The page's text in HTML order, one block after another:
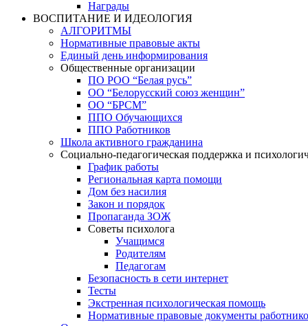
Награды
ВОСПИТАНИЕ И ИДЕОЛОГИЯ
АЛГОРИТМЫ
Нормативные правовые акты
Единый день информирования
Общественные организации
ПО РОО “Белая русь”
ОО “Белорусский союз женщин”
ОО “БРСМ”
ППО Обучающихся
ППО Работников
Школа активного гражданина
Социально-педагогическая поддержка и
График работы
Региональная карта помощи
Дом без насилия
Закон и порядок
Пропаганда ЗОЖ
Советы психолога
Учащимся
Родителям
Педагогам
Безопасность в сети интернет
Тесты
Экстренная психологическая помощь
Нормативные правовые документы